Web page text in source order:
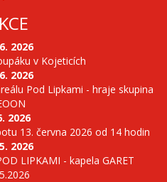
2026
v Kojeticích
2026
Pod Lipkami - hraje skupina
2026
13. června 2026 od 14 hodin
2026
LIPKAMI - kapela GARET